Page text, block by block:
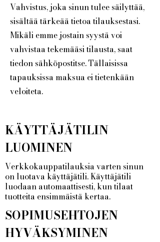
Vahvistus, joka sinun tulee säilyttää,
sisältää tärkeää tietoa tilauksestasi.
Mikäli emme jostain syystä voi
vahvistaa tekemääsi tilausta, saat
tiedon sähköpostitse. Tällaisissa
tapauksissa maksua ei tietenkään
veloiteta.
KÄYTTÄJÄTILIN
LUOMINEN
Verkkokauppatilauksia varten sinun
on luotava käyttäjätili. Käyttäjätili
luodaan automaattisesti, kun tilaat
tuotteita ensimmäistä kertaa.
SOPIMUSEHTOJEN
HYVÄKSYMINEN